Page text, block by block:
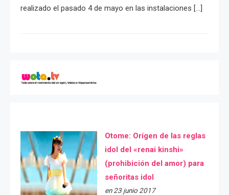
realizado el pasado 4 de mayo en las instalaciones […]
Otome: Orígen de las reglas
idol del «renai kinshi»
(prohibición del amor) para
señoritas idol
en 23 junio 2017